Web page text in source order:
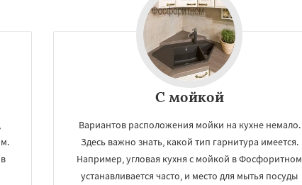
С мойкой
Вариантов расположения мойки на кухне немало.
Здесь важно знать, какой тип гарнитура имеется.
Например, угловая кухня с мойкой в Фосфоритном
устанавливается часто, и место для мытья посуды